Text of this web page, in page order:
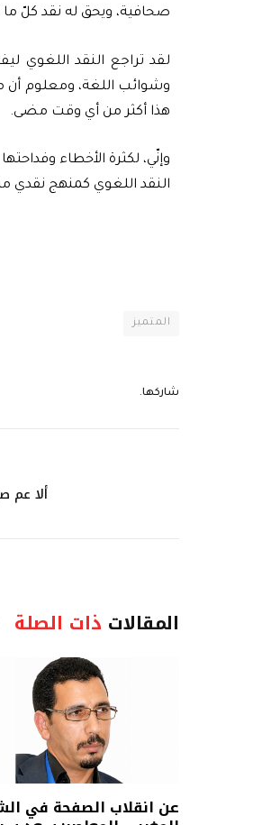
صحافية، ويحق له نقد كلّ
لقد تراجع النقد اللغوي
وشوائب اللغة، ومعلوم أن
هذا أكثر من أي وقت مضى.
وإنّي، لكثرة الأخطاء
النقد اللغوي كمنهج نقدي
المتميز
شاركها.
ألا عم
المقالات ذات الصلة
عن انقلاب الصفحة في